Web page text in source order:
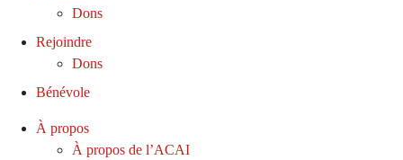
Dons
Rejoindre
Dons
Bénévole
À propos
À propos de l’ACAI